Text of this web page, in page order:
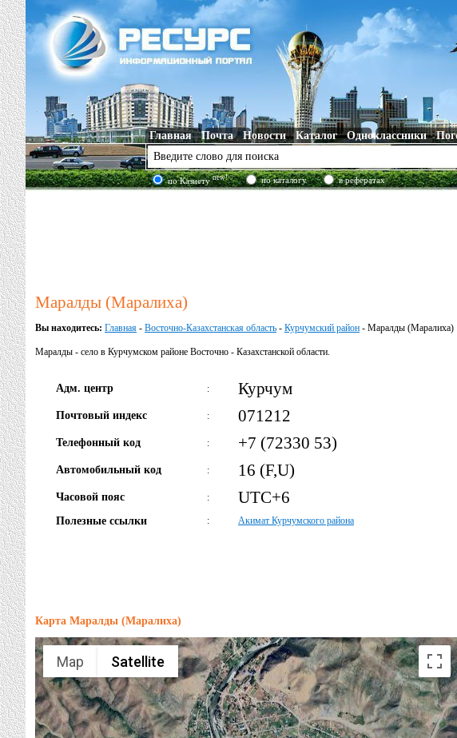
Главная Почта Новости Каталог Одноклассники
по Казнетуnew! по каталогу в рефератах
Маралды (Маралиха)
Вы находитесь: Главная - Восточно-Казахстанская область - Курчумский район - Маралды (Маралиха)
Маралды - село в Курчумском районе Восточно - Казахстанской области.
Адм. центр : Курчум
Почтовый индекс : 071212
Телефонный код : +7 (72330 53)
Автомобильный код : 16 (F,U)
Часовой пояс : UTC+6
Полезные ссылки : Акимат Курчумского района
Карта Маралды (Маралиха)